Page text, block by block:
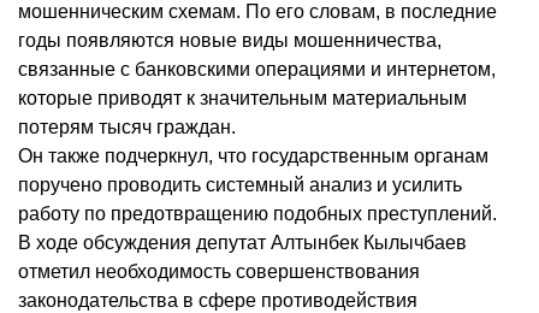
мошенническим схемам. По его словам, в последние
годы появляются новые виды мошенничества,
связанные с банковскими операциями и интернетом,
которые приводят к значительным материальным
потерям тысяч граждан.
Он также подчеркнул, что государственным органам
поручено проводить системный анализ и усилить
работу по предотвращению подобных преступлений.
В ходе обсуждения депутат Алтынбек Кылычбаев
отметил необходимость совершенствования
законодательства в сфере противодействия